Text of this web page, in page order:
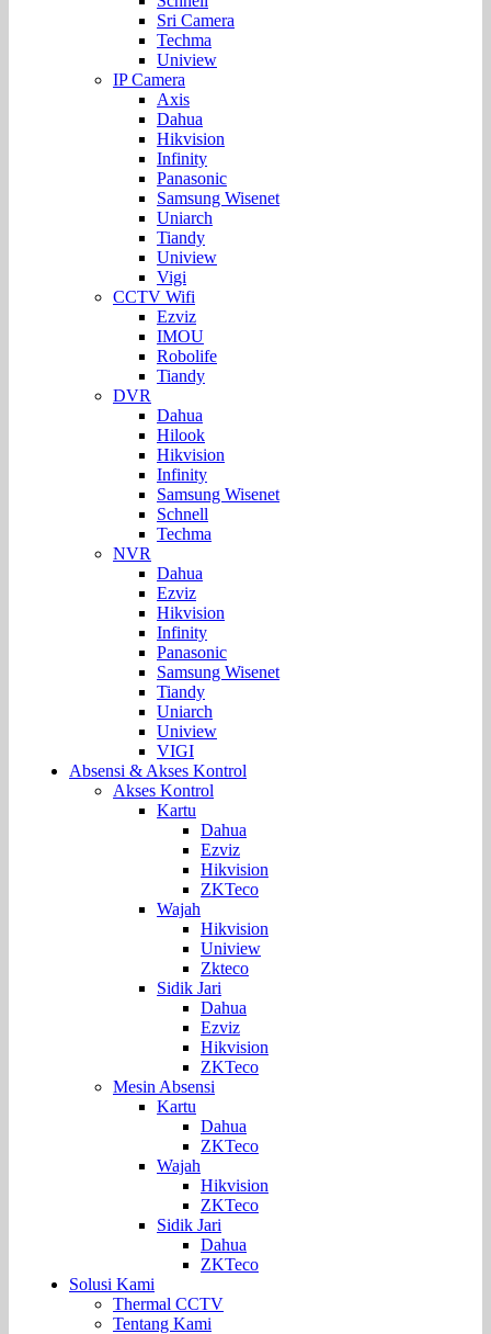
Sri Camera
Techma
Uniview
IP Camera
Axis
Dahua
Hikvision
Infinity
Panasonic
Samsung Wisenet
Uniarch
Tiandy
Uniview
Vigi
CCTV Wifi
Ezviz
IMOU
Robolife
Tiandy
DVR
Dahua
Hilook
Hikvision
Infinity
Samsung Wisenet
Schnell
Techma
NVR
Dahua
Ezviz
Hikvision
Infinity
Panasonic
Samsung Wisenet
Tiandy
Uniarch
Uniview
VIGI
Absensi & Akses Kontrol
Akses Kontrol
Kartu
Dahua
Ezviz
Hikvision
ZKTeco
Wajah
Hikvision
Uniview
Zkteco
Sidik Jari
Dahua
Ezviz
Hikvision
ZKTeco
Mesin Absensi
Kartu
Dahua
ZKTeco
Wajah
Hikvision
ZKTeco
Sidik Jari
Dahua
ZKTeco
Solusi Kami
Thermal CCTV
Tentang Kami